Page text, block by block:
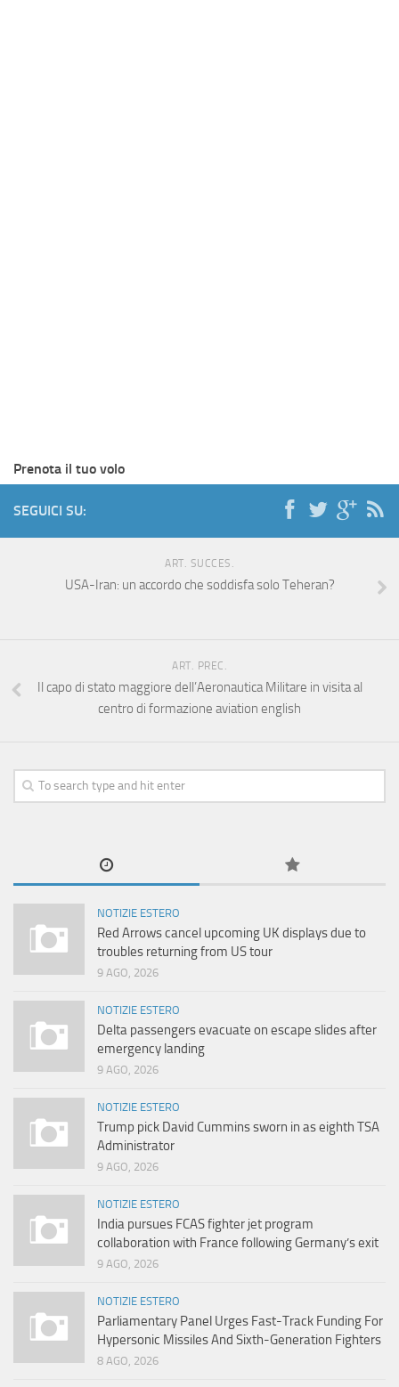
Prenota il tuo volo
SEGUICI SU:
ART. SUCCES.
USA-Iran: un accordo che soddisfa solo Teheran?
ART. PREC.
Il capo di stato maggiore dell’Aeronautica Militare in visita al
centro di formazione aviation english
NOTIZIE ESTERO
Red Arrows cancel upcoming UK displays due to
troubles returning from US tour
9 AGO, 2026
NOTIZIE ESTERO
Delta passengers evacuate on escape slides after
emergency landing
9 AGO, 2026
NOTIZIE ESTERO
Trump pick David Cummins sworn in as eighth TSA
Administrator
9 AGO, 2026
NOTIZIE ESTERO
India pursues FCAS fighter jet program
collaboration with France following Germany’s exit
9 AGO, 2026
NOTIZIE ESTERO
Parliamentary Panel Urges Fast-Track Funding For
Hypersonic Missiles And Sixth-Generation Fighters
8 AGO, 2026